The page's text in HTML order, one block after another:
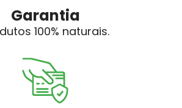
Garantia
100% naturais.